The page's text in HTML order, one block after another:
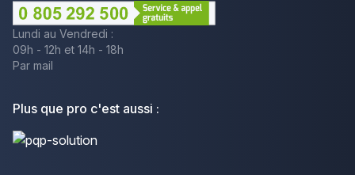
Lundi au Vendredi :
09h - 12h et 14h - 18h
Par mail
Plus que pro c'est aussi :